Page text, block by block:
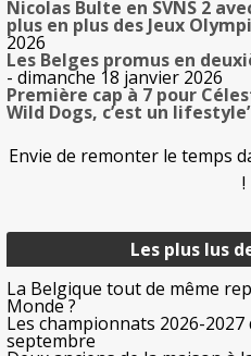
Les plus lus
La Belgique tout de même
Monde ?
Les championnats 2026-
septembre
Nicolas Bulte en SVNS 2
plus en plus des Jeux
2026
Les Belges promus en
- dimanche 18 janvier 2026
Première cap à 7 pour
Wild Dogs, c’est un lifestyle’
Envie de remonter le temps
!